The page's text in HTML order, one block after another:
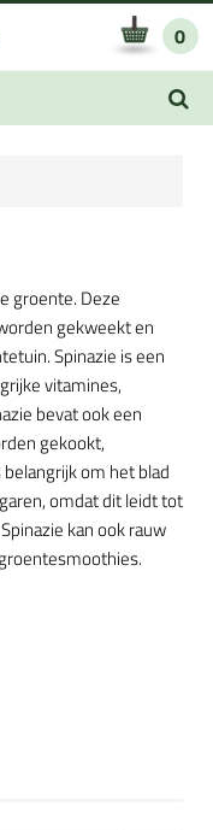
0
groente. Deze
gekweekt en
Spinazie is een
vitamines,
bevat ook een
gekookt,
om het blad
omdat dit leidt tot
kan ook rauw